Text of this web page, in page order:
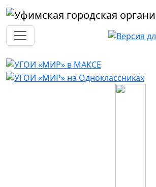
Перейти к основному содержанию